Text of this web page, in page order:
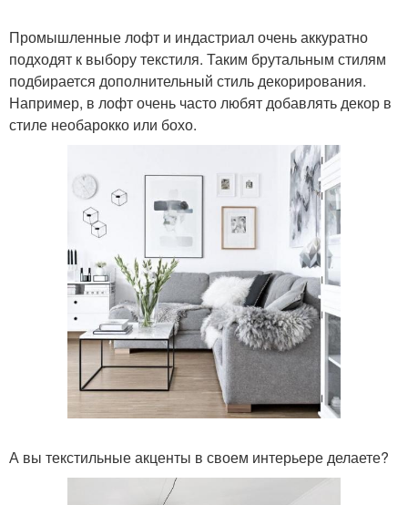
Промышленные лофт и индастриал очень аккуратно
подходят к выбору текстиля. Таким брутальным стилям
подбирается дополнительный стиль декорирования.
Например, в лофт очень часто любят добавлять декор в
стиле необарокко или бохо.
А вы текстильные акценты в своем интерьере делаете?